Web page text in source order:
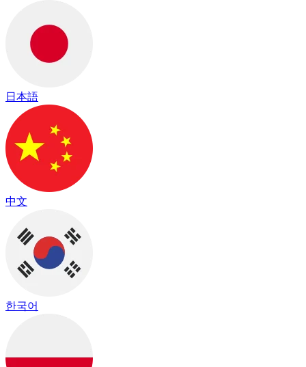
日本語
中文
한국어